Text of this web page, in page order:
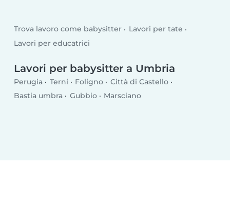
Trova lavoro come babysitter
Lavori per tate
Lavori per educatrici
Lavori per babysitter a Umbria
Perugia Terni Foligno
Città di Castello
Bastia umbra
Gubbio Marsciano